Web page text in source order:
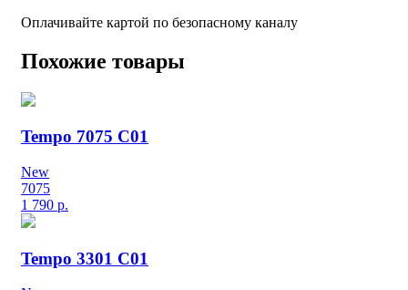
Оплачивайте картой по безопасному каналу
Похожие товары
Tempo 7075 C01
New
7075
1 790 р.
Tempo 3301 C01